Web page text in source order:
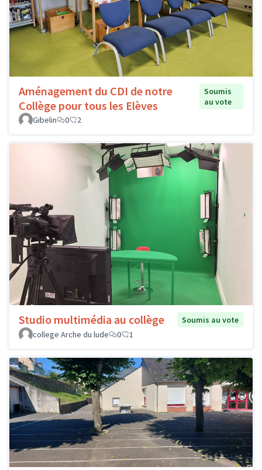
Aménagement du CDI de notre
Collège pour tous les Elèves
Soumis
au vote
Gibelin
0 2
Studio multimédia au collège
Soumis au vote
college Arche du lude
0 1